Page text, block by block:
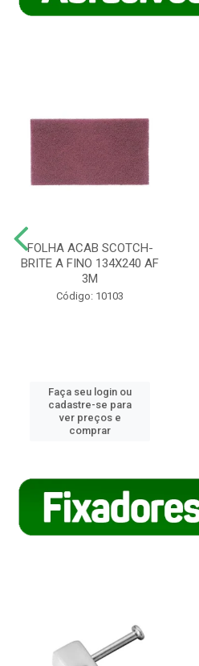
FOLHA ACAB SCOTCH-
BRITE A FINO 134X240 AF
3M
Código: 10103
Faça seu login ou
cadastre-se para
ver preços e
comprar